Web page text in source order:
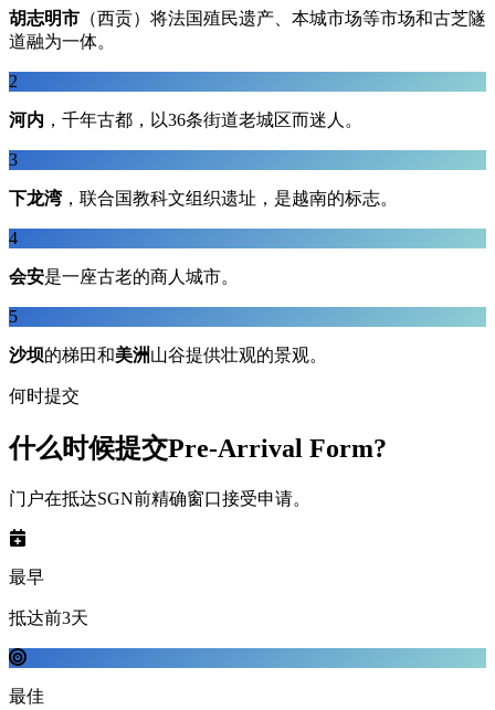
胡志明市 （西贡）将法国殖民遗产、本城市场等市场和古芝隧
道融为一体。
2
河内 ，千年古都，以36条街道老城区而迷人。
3
下龙湾，联合国教科文组织遗址，是越南的标志。
4
会安是一座古老的商人城市。
5
沙坝的梯田和美洲山谷提供壮观的景观。
何时提交
什么时候提交Pre-Arrival Form?
门户在抵达SGN前精确窗口接受申请。
最早
抵达前3天
最佳